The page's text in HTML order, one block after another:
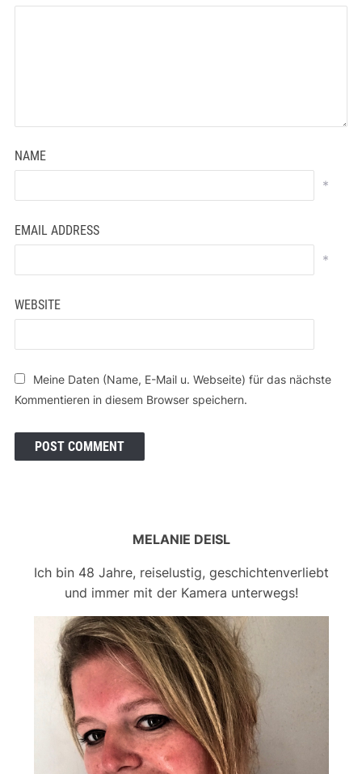
NAME
*
EMAIL ADDRESS
*
WEBSITE
Meine Daten (Name, E-Mail u. Webseite) für das nächste
Kommentieren in diesem Browser speichern.
MELANIE DEISL
Ich bin 48 Jahre, reiselustig, geschichtenverliebt
und immer mit der Kamera unterwegs!